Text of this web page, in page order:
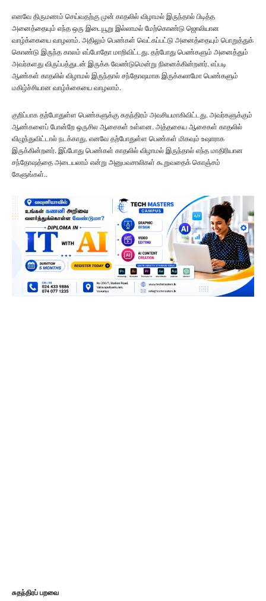
எனவே திருமணம் செய்வதற்கு முன் காதலில் விழாமல் இருந்தால் பிடித்த
அனைத்தையும் எந்த ஒரு இடையூறு இல்லாமல் மேற்கொண்டு ஜொலியான
வாழ்க்கையை வாழலாம். அதிலும் பெண்கள் வெட்கப்பட்டு அனைத்தையும் பொறுத்துக்
கொண்டு இருந்த காலம் எப்போதோ மாறிவிட்டது. தற்போது பெண்களும் அனைத்தும்
அவர்களது விருப்பத்துடன் இருக்க வேண்டுமென்று நினைக்கின்றனர். எப்படி
ஆண்கள் காதலில் விழாமல் இருந்தால் சந்தோஷமாக இருக்கலாமோ பெண்களும்
மகிழ்ச்சியான வாழ்க்கையை வாழலாம்.
குறிப்பாக தற்போதுள்ள பெண்களுக்கு சுதந்திரம் அவசியமாகிவிட்டது. அவர்களுக்கும்
ஆண்களைப் போன்றே ஒருசில ஆசைகள் உள்ளன. அத்தகைய ஆசைகள் காதலில்
விழுந்துவிட்டால் நடக்காது. எனவே தற்போதுள்ள பெண்கள் மிகவும் உஷாராக
இருக்கின்றனர். இப்போது பெண்கள் காதலில் விழாமல் இருந்தால் எந்த மாதிரியான
சந்தோஷத்தை அடையலாம் என்று அனுபவசாலிகள் கூறுவதைக் கொஞ்சம்
கேளுங்கள்..
சுதந்திரப் பறவை